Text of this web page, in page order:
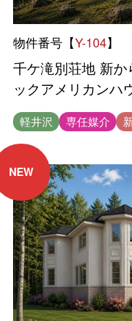
物件番号【Y-104】
千ケ滝別荘地 新
ックアメリカンハ
軽井沢 専任媒介
NEW